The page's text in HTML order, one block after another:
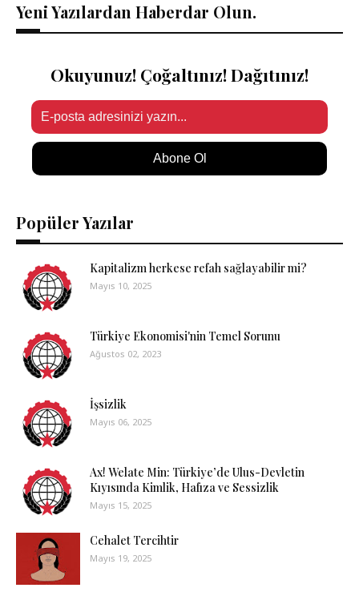
Yeni Yazılardan Haberdar Olun.
Okuyunuz! Çoğaltınız! Dağıtınız!
Abone Ol
Popüler Yazılar
Kapitalizm herkese refah sağlayabilir mi?
Mayıs 10, 2025
Türkiye Ekonomisi'nin Temel Sorunu
Ağustos 02, 2023
İşsizlik
Mayıs 06, 2025
Ax! Welate Min: Türkiye’de Ulus-Devletin
Kıyısında Kimlik, Hafıza ve Sessizlik
Mayıs 15, 2025
Cehalet Tercihtir
Mayıs 19, 2025